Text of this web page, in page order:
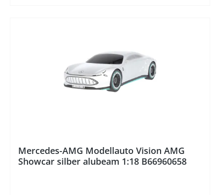
Mercedes-AMG Modellauto Vision AMG
Showcar silber alubeam 1:18 B66960658